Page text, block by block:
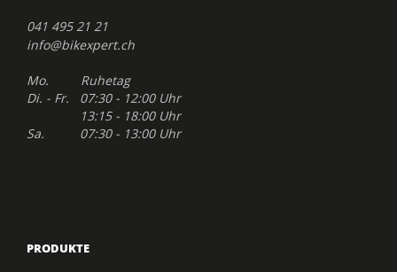
041 495 21 21
info@bikexpert.ch
Mo. Ruhetag
Di. - Fr. 07:30 - 12:00 Uhr
13:15 - 18:00 Uhr
Sa. 07:30 - 13:00 Uhr
PRODUKTE